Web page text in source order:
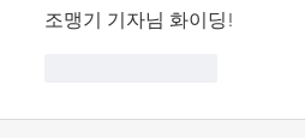
가 이렇게 발전된 것은 제헌헌법
조맹기 기자님 화이딩!